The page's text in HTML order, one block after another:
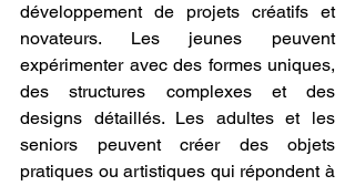
développement de projets créatifs et
novateurs. Les jeunes peuvent
expérimenter avec des formes uniques,
des structures complexes et des
designs détaillés. Les adultes et les
seniors peuvent créer des objets
pratiques ou artistiques qui répondent à